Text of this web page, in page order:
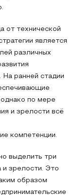
от технической
является
различных
На ранней стадии
по мере
и зрелости всё
компетенции.
выделить три
и зрелости. Это
образом